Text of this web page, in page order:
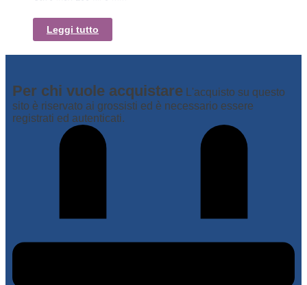
Leggi tutto
Per chi vuole acquistare
L'acquisto su questo
sito è riservato ai grossisti ed è necessario essere
registrati ed autenticati.